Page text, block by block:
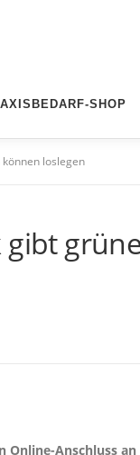
SHOP
loslegen
Online-Anschluss an